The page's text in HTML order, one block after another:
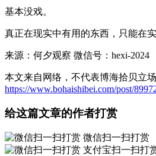
基本没戏。
真正在现实中有用的东西，只能在实
来源：何夕观察 微信号：hexi-2024
本文来自网络，不代表博海拾贝立
https://www.bohaishibei.com/post/
给这篇文章的作者打赏
微信扫一扫打赏
支付宝扫一扫打